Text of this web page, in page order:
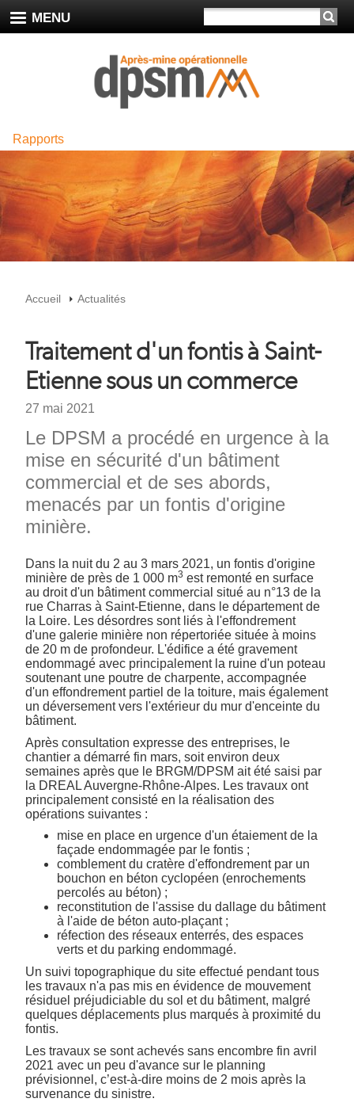
au
contenu
MENU RECHERCHER
Rapports
Fil
d'Ariane
Accueil Actualités
Traitement d'un fontis à Saint-
Etienne sous un commerce
Date
27 mai 2021
Chapeau
Le DPSM a procédé en urgence à la
mise en sécurité d'un bâtiment
commercial et de ses abords,
menacés par un fontis d'origine
minière.
Texte
Dans la nuit du 2 au 3 mars 2021, un fontis d'origine
minière de près de 1 000 m3 est remonté en surface
au droit d'un bâtiment commercial situé au n°13 de la
rue Charras à Saint-Etienne, dans le département de
la Loire. Les désordres sont liés à l'effondrement
d'une galerie minière non répertoriée située à moins
de 20 m de profondeur. L'édifice a été gravement
endommagé avec principalement la ruine d'un poteau
soutenant une poutre de charpente, accompagnée
d'un effondrement partiel de la toiture, mais également
un déversement vers l'extérieur du mur d'enceinte du
bâtiment.
Après consultation expresse des entreprises, le
chantier a démarré fin mars, soit environ deux
semaines après que le BRGM/DPSM ait été saisi par
la DREAL Auvergne-Rhône-Alpes. Les travaux ont
principalement consisté en la réalisation des
opérations suivantes :
mise en place en urgence d'un étaiement de la
façade endommagée par le fontis ;
comblement du cratère d'effondrement par un
bouchon en béton cyclopéen (enrochements
percolés au béton) ;
reconstitution de l'assise du dallage du bâtiment
à l'aide de béton auto-plaçant ;
réfection des réseaux enterrés, des espaces
verts et du parking endommagé.
Un suivi topographique du site effectué pendant tous
les travaux n'a pas mis en évidence de mouvement
résiduel préjudiciable du sol et du bâtiment, malgré
quelques déplacements plus marqués à proximité du
fontis.
Les travaux se sont achevés sans encombre fin avril
2021 avec un peu d'avance sur le planning
prévisionnel, c’est-à-dire moins de 2 mois après la
survenance du sinistre.